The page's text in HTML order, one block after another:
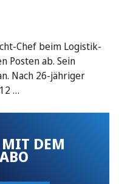
Chef beim Logistik-
Posten ab. Sein
Nach 26-jähriger
…
MIT DEM